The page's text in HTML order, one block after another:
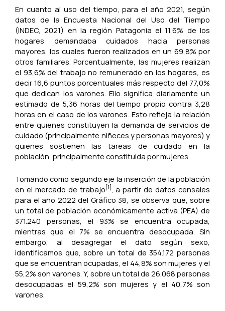
En cuanto al uso del tiempo, para el año 2021, según
datos de la Encuesta Nacional del Uso del Tiempo
(INDEC, 2021) en la región Patagonia el 11,6% de los
hogares demandaba cuidados hacia personas
mayores, los cuales fueron realizados en un 69,8% por
otros familiares. Porcentualmente, las mujeres realizan
el 93,6% del trabajo no remunerado en los hogares, es
decir 16,6 puntos porcentuales más respecto del 77,0%
que dedican los varones. Ello significa diariamente un
estimado de 5,36 horas del tiempo propio contra 3,28
horas en el caso de los varones. Esto refleja la relación
entre quienes constituyen la demanda de servicios de
cuidado (principalmente niñeces y personas mayores) y
quienes sostienen las tareas de cuidado en la
población, principalmente constituida por mujeres.
Tomando como segundo eje la inserción de la población
en el mercado de trabajo [1] , a partir de datos censales
para el año 2022 del Gráfico 38, se observa que, sobre
un total de población económicamente activa (PEA) de
371.240 personas, el 93% se encuentra ocupada,
mientras que el 7% se encuentra desocupada. Sin
embargo, al desagregar el dato según sexo,
identificamos que, sobre un total de 354.172 personas
que se encuentran ocupadas, el 44,8% son mujeres y el
55,2% son varones. Y, sobre un total de 26.068 personas
desocupadas el 59,2% son mujeres y el 40,7% son
varones.